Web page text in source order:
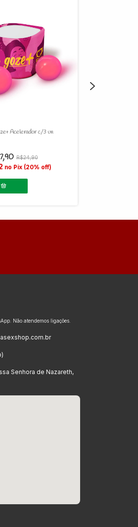
Acelerador c/3 un
R$24,90
no Pix (20% off)
Não atendemos ligações.
Senhora de Nazareth,